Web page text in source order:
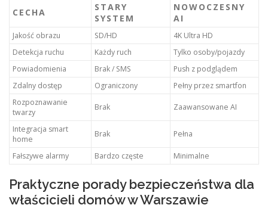
CECHA
STARY
SYSTEM
NOWOCZESNY
AI
Jakość obrazu SD/HD
4K Ultra HD
Detekcja ruchu
Każdy ruch
Tylko osoby/pojazdy
Powiadomienia
Brak / SMS
Push z podglądem
Zdalny dostęp
Ograniczony
Pełny przez smartfon
Rozpoznawanie
twarzy
Brak Zaawansowane AI
Integracja smart
home
Brak Pełna
Fałszywe alarmy Bardzo częste Minimalne
Praktyczne porady bezpieczeństwa dla
właścicieli domów w Warszawie